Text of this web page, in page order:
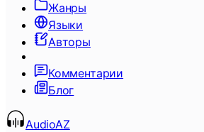
Жанры
Языки
Авторы
Комментарии
Блог
AudioAZ